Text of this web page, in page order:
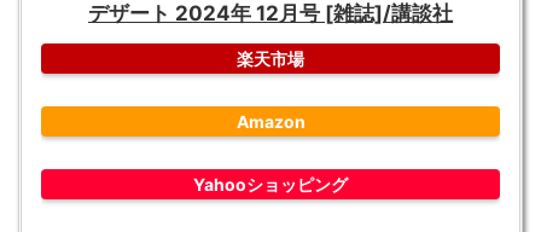
デザート 2024年 12月号 [雑誌]/講談社
楽天市場
Amazon
Yahooショッピング